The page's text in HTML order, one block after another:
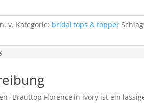
n. v. Kategorie: bridal tops & topper
Brauttop Florence in ivory ist ein